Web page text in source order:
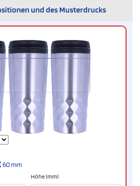
und des Musterdrucks
60 mm
Höhe (mm)